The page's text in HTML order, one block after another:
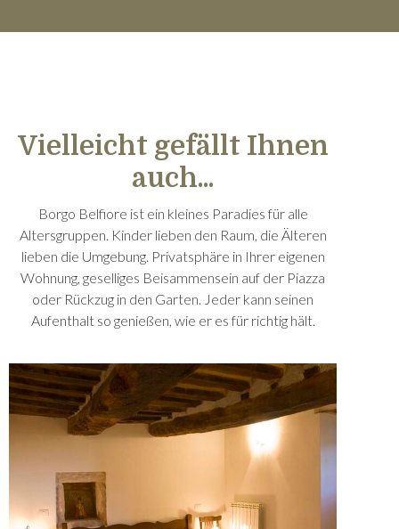
Vielleicht gefällt Ihnen
auch...
Borgo Belfiore ist ein kleines Paradies für alle
Altersgruppen. Kinder lieben den Raum, die Älteren
lieben die Umgebung. Privatsphäre in Ihrer eigenen
Wohnung, geselliges Beisammensein auf der Piazza
oder Rückzug in den Garten. Jeder kann seinen
Aufenthalt so genießen, wie er es für richtig hält.